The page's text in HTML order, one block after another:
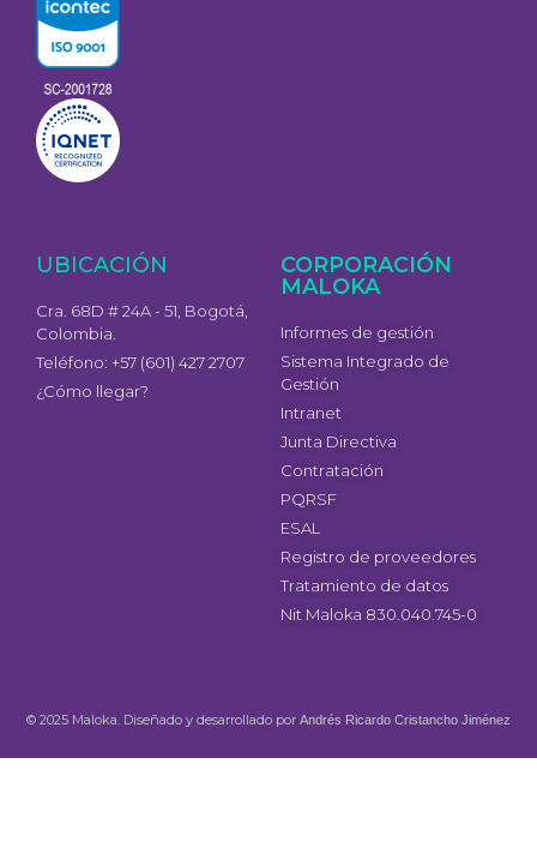
UBICACIÓN
Cra. 68D # 24A - 51, Bogotá,
Colombia.
Teléfono: +57 (601) 427 2707
¿Cómo llegar?
CORPORACIÓN
MALOKA
Informes de gestión
Sistema Integrado de
Gestión
Intranet
Junta Directiva
Contratación
PQRSF
ESAL
Registro de proveedores
Tratamiento de datos
Nit Maloka 830.040.745-0
© 2025 Maloka. Diseñado y desarrollado por Andrés Ricardo Cristancho Jiménez